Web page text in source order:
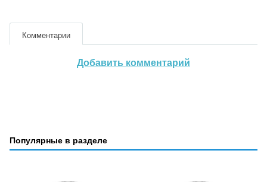
Комментарии
Добавить комментарий
Популярные в разделе